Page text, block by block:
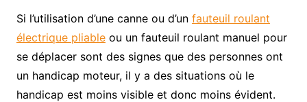
Si l’utilisation d’une canne ou d’un fauteuil roulant
électrique pliableou un fauteuil roulant manuel pour
se déplacer sont des signes que des personnes ont
un handicap moteur, il y a des situations où le
handicap est moins visible et donc moins évident.